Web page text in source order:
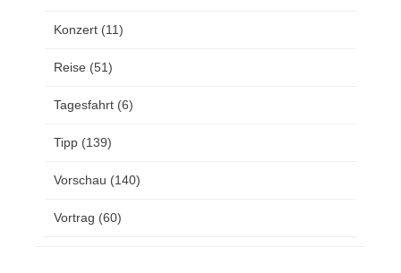
Konzert (11)
Reise (51)
Tagesfahrt (6)
Tipp (139)
Vorschau (140)
Vortrag (60)